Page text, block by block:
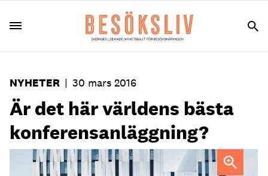
NYHETER | 30 mars 2016
Är det här världens bästa
konferensanläggning?
Visar framfötterna internationellt. I maj står det klart